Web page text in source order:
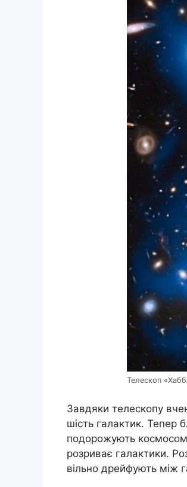
Телескоп
Завдяки телескопу
шість галактик. Тепер
подорожують
розриває галактики.
вільно дрейфують між